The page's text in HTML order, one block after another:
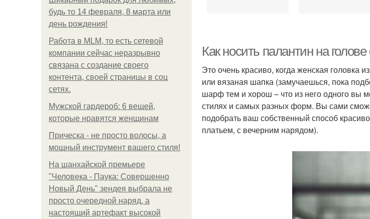
будь то 14 февраля, 8 марта или
день рождения!
Работа в MLM, то есть сетевой
компании сейчас неразрывно
связана с создание своего
контента, своей страницы в соц
сетях.
Мужской гардероб: 6 вещей,
которые нравятся женщинам
Прическа - не просто волосы, а
мощный инструмент вашего стиля!
На шанхайской премьере
"Человека - Паука: Совершенно
Новый День" зендея выбрала не
просто очередной наряд, а
настоящий артефакт высокой
Как носить палантин на
Это очень красиво, когда женская
или вязаная шапка (замучаешься, пока
шарф тем и хорош – что из него одного вы
стилях и самых разных форм. Вы сами
подобрать ваш собственный способ
платьем, с вечерним нарядом).